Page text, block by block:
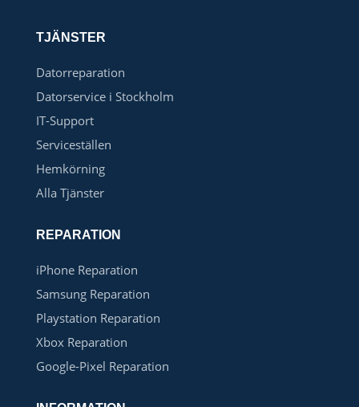
TJÄNSTER
Datorreparation
Datorservice i Stockholm
IT-Support
Serviceställen
Hemkörning
Alla Tjänster
REPARATION
iPhone Reparation
Samsung Reparation
Playstation Reparation
Xbox Reparation
Google-Pixel Reparation